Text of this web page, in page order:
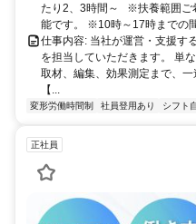
たり2、3時間～ ※扶養範囲ご
能です。 ※10時～17時までの
仕事内容: 当社が運営・支援す
を担当していただきます。 単
取材、編集、効果測定まで、一
【...
変形労働時間制 社員登用あり シフト
正社員